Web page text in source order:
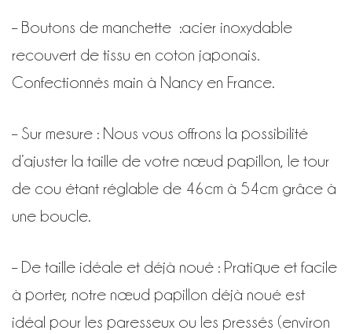
– Boutons de manchette :acier inoxydable
recouvert de tissu en coton japonais.
Confectionnés main à Nancy en France.
– Sur mesure : Nous vous offrons la possibilité
d’ajuster la taille de votre nœud papillon, le tour
de cou étant réglable de 46cm à 54cm grâce à
une boucle.
– De taille idéale et déjà noué : Pratique et facile
à porter, notre nœud papillon déjà noué est
idéal pour les paresseux ou les pressés (environ